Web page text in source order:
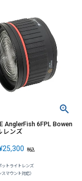
AnglerFish 6FPL Bowen
レンズ
25,300 税込
ットライトレンズ
スマウント対応）